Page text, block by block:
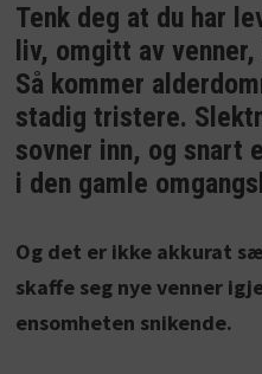
Tenk deg at du har
liv, omgitt av
Så kommer
stadig tristere.
sovner inn, og snart
i den gamle
Og det er ikke akkurat
skaffe seg nye venner
ensomheten snikende.